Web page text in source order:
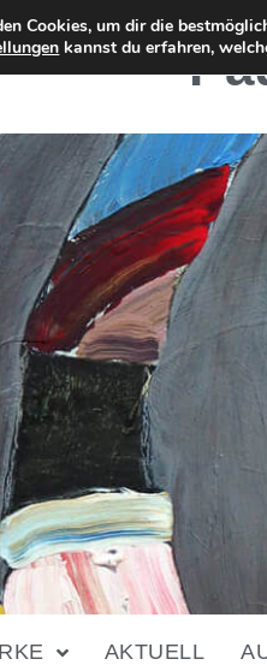
AKTUELL
Cookies, um dir die
kannst du erfahren,